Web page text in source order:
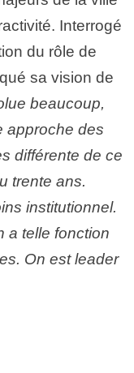
Interrogé
du rôle de
sa vision de
beaucoup,
approche des
différente de ce
trente ans.
institutionnel.
a telle fonction
On est leader